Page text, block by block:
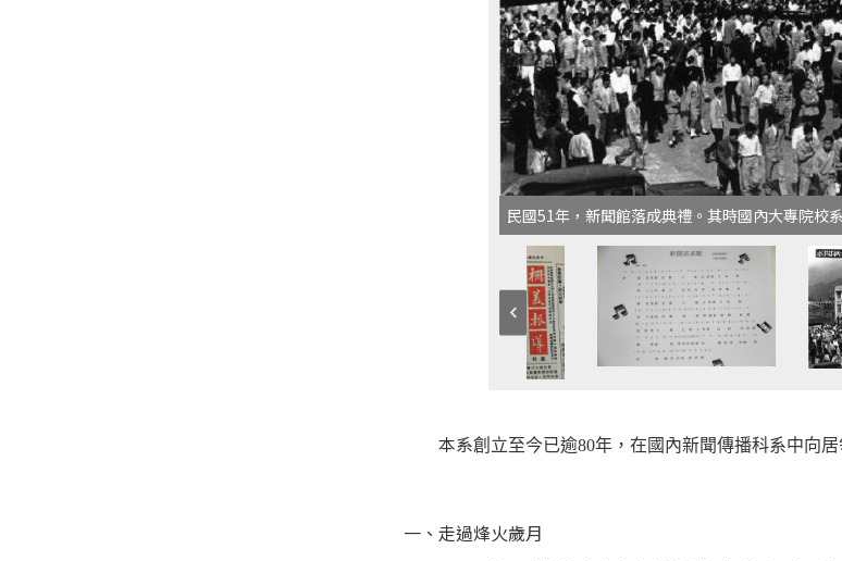
民國51年，新聞館落成典禮。其時國內大專院校
本系創立至今已逾80年，在國內新聞傳播科系中向
一、走過烽火歲月